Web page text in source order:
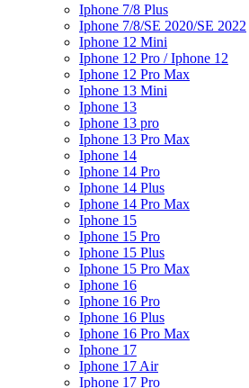
Iphone 7/8 Plus
Iphone 7/8/SE 2020/SE 2022
Iphone 12 Mini
Iphone 12 Pro / Iphone 12
Iphone 12 Pro Max
Iphone 13 Mini
Iphone 13
Iphone 13 pro
Iphone 13 Pro Max
Iphone 14
Iphone 14 Pro
Iphone 14 Plus
Iphone 14 Pro Max
Iphone 15
Iphone 15 Pro
Iphone 15 Plus
Iphone 15 Pro Max
Iphone 16
Iphone 16 Pro
Iphone 16 Plus
Iphone 16 Pro Max
Iphone 17
Iphone 17 Air
Iphone 17 Pro